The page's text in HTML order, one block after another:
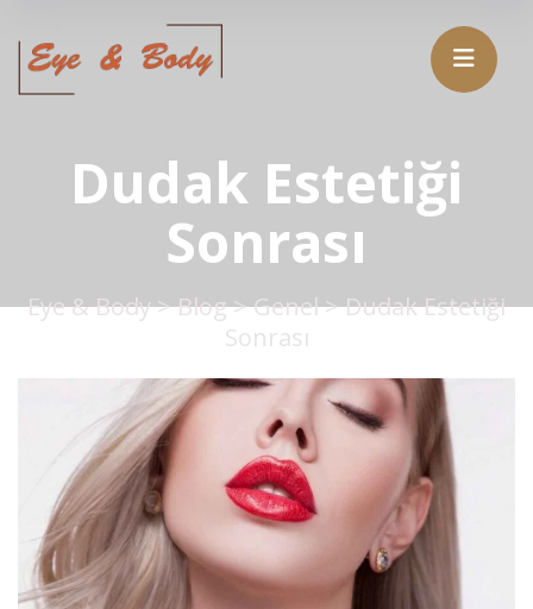
Dudak Estetiği
Sonrası
Eye & Body>Blog>Genel>Dudak Estetiği
Sonrası